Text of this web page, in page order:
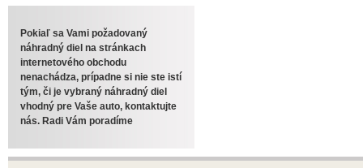
Pokiaľ sa Vami požadovaný
náhradný diel na stránkach
internetového obchodu
nenachádza, prípadne si nie ste istí
tým, či je vybraný náhradný diel
vhodný pre Vaše auto, kontaktujte
nás. Radi Vám poradíme